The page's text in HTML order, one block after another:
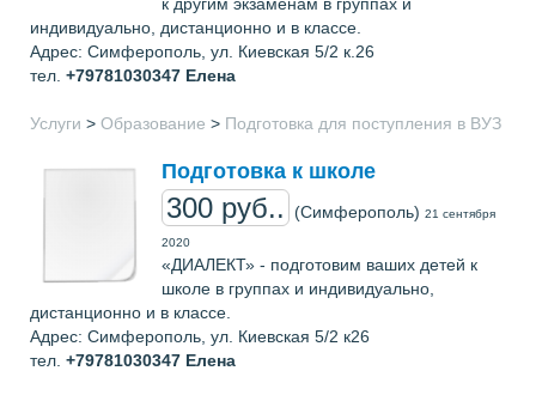
индивидуально, дистанционно и в классе.
Адрес: Cимферополь, ул. Киевская 5/2 к.26
тел. +79781030347 Елена
Услуги > Образование > Подготовка для поступления в ВУЗ
Подготовка к школе
300 руб.. (Симферополь) 21 сентября
2020
«ДИАЛЕКТ» - подготовим ваших детей к
школе в группах и индивидуально,
дистанционно и в классе.
Адрес: Симферополь, ул. Киевская 5/2 к26
тел. +79781030347 Елена